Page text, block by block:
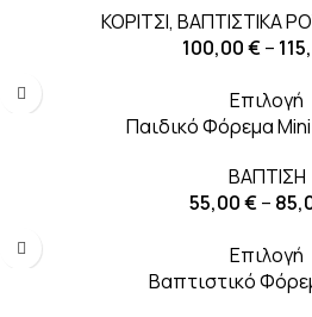
ΚΟΡΙΤΣΙ, ΒΑΠΤΙΣΤΙΚΑ
100,00€ –
Επιλογή
Παιδικό Φόρεμα
ΒΑΠΤΙΣΗ
55,00€ –
-13%
Επιλογή
Βαπτιστικό